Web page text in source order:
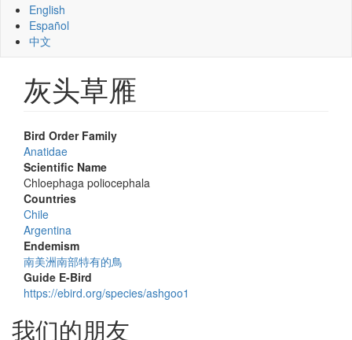
English
Español
中文
灰头草雁
Bird Order Family
Anatidae
Scientific Name
Chloephaga poliocephala
Countries
Chile
Argentina
Endemism
南美洲南部特有的鳥
Guide E-Bird
https://ebird.org/species/ashgoo1
我们的朋友